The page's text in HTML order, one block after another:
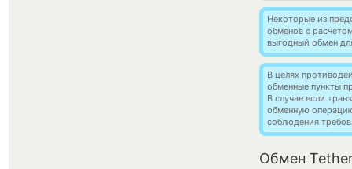
Некоторые из
обменов с
выгодный обмен
В целях
обменные пункты
В случае если
обменную
соблюдения
Обмен